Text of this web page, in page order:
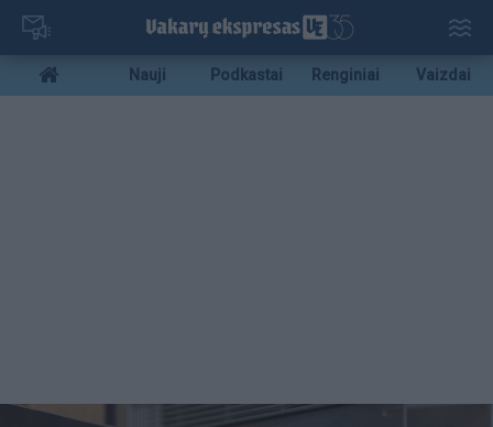
Pereiti
pagrindinį
turinį
Mobile
menu
Nauji Podkastai Renginiai Vaizdai